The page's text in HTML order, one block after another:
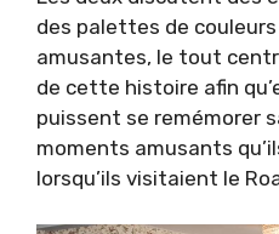
des palettes de
amusantes, le tout
de cette histoire afin
puissent se remémorer
moments amusants
lorsqu’ils visitaient le